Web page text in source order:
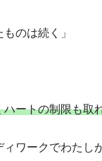
のは続く」
ハートの制限も取
ィワークでわたし